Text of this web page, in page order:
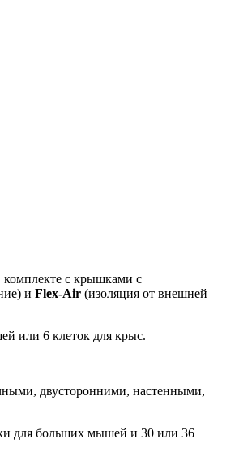
комплекте с крышками с
и Flex-Air (изоляция от внешней
или 6 клеток для крыс.
двусторонними, настенными,
для больших мышей и 30 или 36